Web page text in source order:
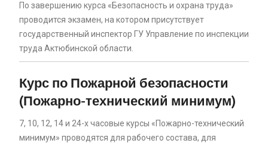
По завершению курса «Безопасность и охрана труда»
проводится экзамен, на котором присутствует
государственный инспектор ГУ Управление по инспекции
труда Актюбинской области.
Курс по Пожарной безопасности
(Пожарно-технический минимум)
7, 10, 12, 14 и 24-х часовые курсы «Пожарно-технический
минимум» проводятся для рабочего состава, для